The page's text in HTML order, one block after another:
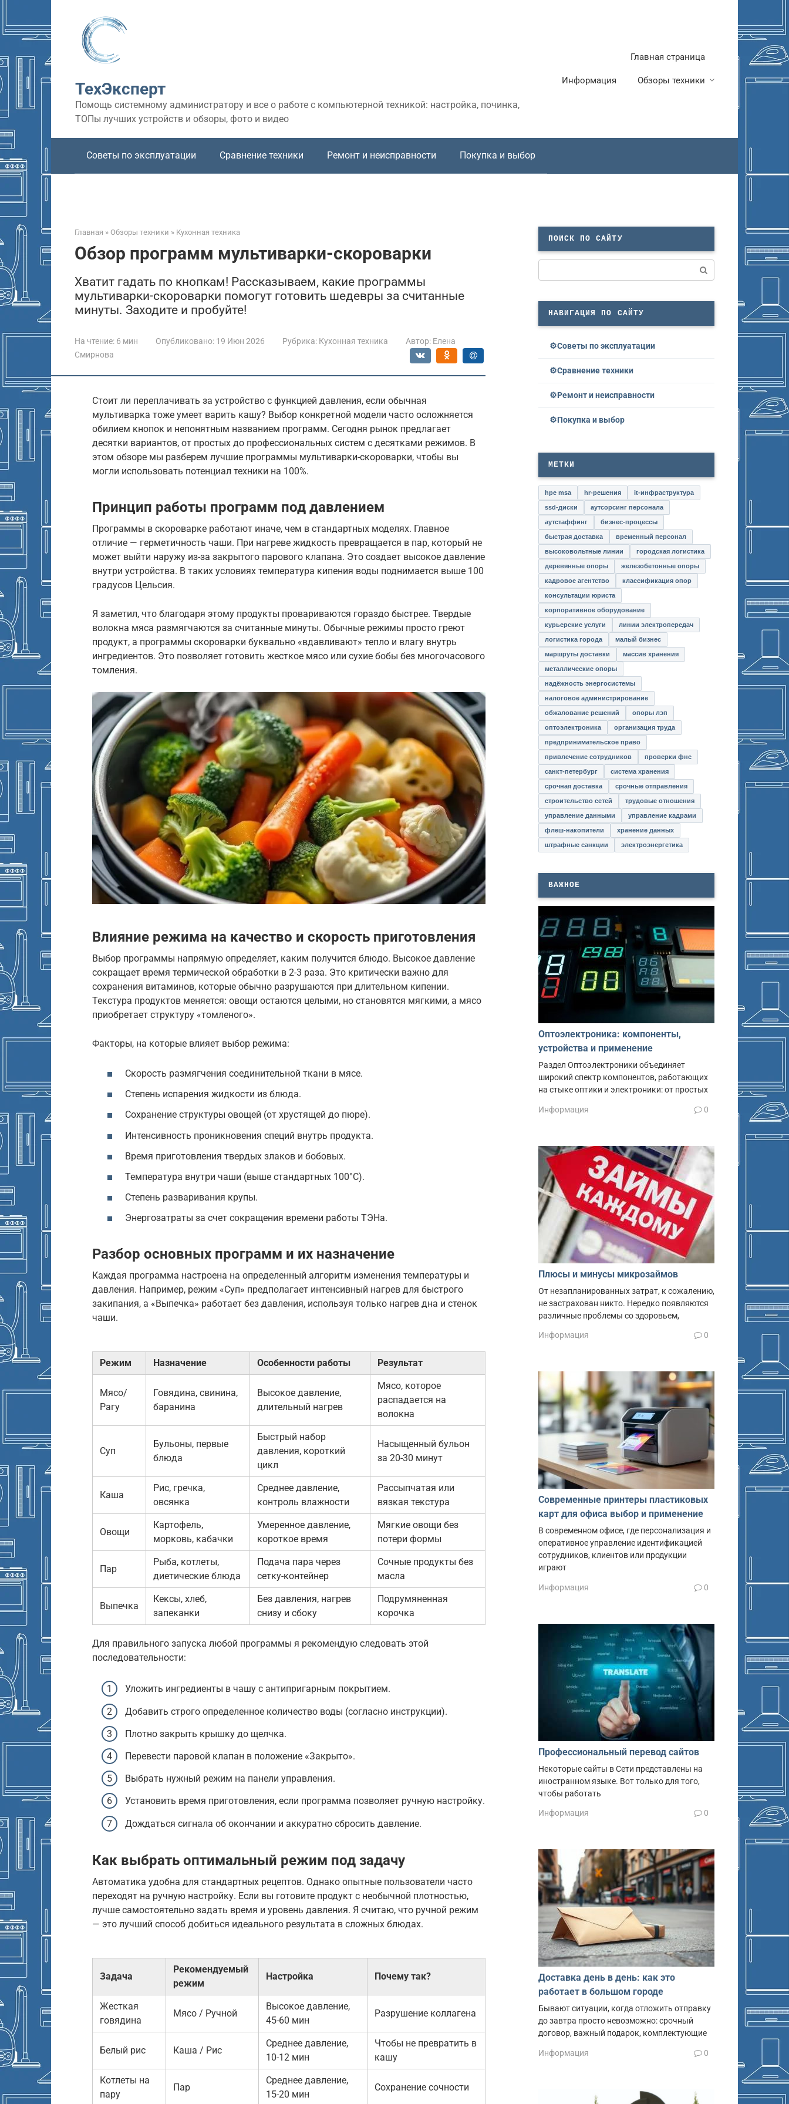
контенту
ТехЭксперт
Помощь системному администратору и все о работе с компьютерной техникой: настройка, починка,
ТОПы лучших устройств и обзоры, фото и видео
Главная страница
Информация Обзоры техники
Советы по эксплуатации Сравнение техники Ремонт и неисправности Покупка и выбор
Главная » Обзоры техники » Кухонная техника
Обзор программ мультиварки-скороварки
Хватит гадать по кнопкам! Рассказываем, какие программы
мультиварки-скороварки помогут готовить шедевры за считанные
минуты. Заходите и пробуйте!
На чтение: 6 мин Опубликовано: 19 Июн 2026 Рубрика: Кухонная техника Автор: Елена
Смирнова
Стоит ли переплачивать за устройство с функцией давления, если обычная
мультиварка тоже умеет варить кашу? Выбор конкретной модели часто осложняется
обилием кнопок и непонятным названием программ. Сегодня рынок предлагает
десятки вариантов, от простых до профессиональных систем с десятками режимов. В
этом обзоре мы разберем лучшие программы мультиварки-скороварки, чтобы вы
могли использовать потенциал техники на 100%.
Принцип работы программ под давлением
Программы в скороварке работают иначе, чем в стандартных моделях. Главное
отличие — герметичность чаши. При нагреве жидкость превращается в пар, который не
может выйти наружу из-за закрытого парового клапана. Это создает высокое давление
внутри устройства. В таких условиях температура кипения воды поднимается выше 100
градусов Цельсия.
Я заметил, что благодаря этому продукты провариваются гораздо быстрее. Твердые
волокна мяса размягчаются за считанные минуты. Обычные режимы просто греют
продукт, а программы скороварки буквально «вдавливают» тепло и влагу внутрь
ингредиентов. Это позволяет готовить жесткое мясо или сухие бобы без многочасового
томления.
Влияние режима на качество и скорость приготовления
Выбор программы напрямую определяет, каким получится блюдо. Высокое давление
сокращает время термической обработки в 2-3 раза. Это критически важно для
сохранения витаминов, которые обычно разрушаются при длительном кипении.
Текстура продуктов меняется: овощи остаются целыми, но становятся мягкими, а мясо
приобретает структуру «томленого».
Факторы, на которые влияет выбор режима:
Скорость размягчения соединительной ткани в мясе.
Степень испарения жидкости из блюда.
Сохранение структуры овощей (от хрустящей до пюре).
Интенсивность проникновения специй внутрь продукта.
Время приготовления твердых злаков и бобовых.
Температура внутри чаши (выше стандартных 100°C).
Степень разваривания крупы.
Энергозатраты за счет сокращения времени работы ТЭНа.
Разбор основных программ и их назначение
Каждая программа настроена на определенный алгоритм изменения температуры и
давления. Например, режим «Суп» предполагает интенсивный нагрев для быстрого
закипания, а «Выпечка» работает без давления, используя только нагрев дна и стенок
чаши.
Режим Назначение Особенности работы Результат
Мясо/
Рагу
Говядина, свинина,
баранина
Высокое давление,
длительный нагрев
Мясо, которое
распадается на
волокна
Суп
Бульоны, первые
блюда
Быстрый набор
давления, короткий
цикл
Насыщенный бульон
за 20-30 минут
Каша
Рис, гречка,
овсянка
Среднее давление,
контроль влажности
Рассыпчатая или
вязкая текстура
Овощи
Картофель,
морковь, кабачки
Умеренное давление,
короткое время
Мягкие овощи без
потери формы
Пар
Рыба, котлеты,
диетические блюда
Подача пара через
сетку-контейнер
Сочные продукты без
масла
Выпечка
Кексы, хлеб,
запеканки
Без давления, нагрев
снизу и сбоку
Подрумяненная
корочка
Для правильного запуска любой программы я рекомендую следовать этой
последовательности:
Уложить ингредиенты в чашу с антипригарным покрытием.
Добавить строго определенное количество воды (согласно инструкции).
Плотно закрыть крышку до щелчка.
Перевести паровой клапан в положение «Закрыто».
Выбрать нужный режим на панели управления.
Установить время приготовления, если программа позволяет ручную настройку.
Дождаться сигнала об окончании и аккуратно сбросить давление.
Как выбрать оптимальный режим под задачу
Автоматика удобна для стандартных рецептов. Однако опытные пользователи часто
переходят на ручную настройку. Если вы готовите продукт с необычной плотностью,
лучше самостоятельно задать время и уровень давления. Я считаю, что ручной режим
— это лучший способ добиться идеального результата в сложных блюдах.
Задача
Рекомендуемый
режим
Настройка Почему так?
Жесткая
говядина
Мясо / Ручной
Высокое давление,
45-60 мин
Разрушение коллагена
Белый рис Каша / Рис
Среднее давление,
10-12 мин
Чтобы не превратить в
кашу
Котлеты на
пару
Пар
Среднее давление,
15-20 мин
Сохранение сочности
ПОИСК ПО САЙТУ
НАВИГАЦИЯ ПО САЙТУ
Советы по эксплуатации
Сравнение техники
Ремонт и неисправности
Покупка и выбор
МЕТКИ
hpe msa hr-решения it-инфраструктура
ssd-диски аутсорсинг персонала
аутстаффинг бизнес-процессы
быстрая доставка временный персонал
высоковольтные линии городская логистика
деревянные опоры железобетонные опоры
кадровое агентство классификация опор
консультации юриста
корпоративное оборудование
курьерские услуги линии электропередач
логистика города малый бизнес
маршруты доставки массив хранения
металлические опоры
надёжность энергосистемы
налоговое администрирование
обжалование решений опоры лэп
оптоэлектроника организация труда
предпринимательское право
привлечение сотрудников проверки фнс
санкт-петербург система хранения
срочная доставка срочные отправления
строительство сетей трудовые отношения
управление данными управление кадрами
флеш-накопители хранение данных
штрафные санкции электроэнергетика
ВАЖНОЕ
Оптоэлектроника: компоненты,
устройства и применение
Раздел Оптоэлектроники объединяет
широкий спектр компонентов, работающих
на стыке оптики и электроники: от простых
Информация 0
Плюсы и минусы микрозаймов
От незапланированных затрат, к сожалению,
не застрахован никто. Нередко появляются
различные проблемы со здоровьем,
Информация 0
Современные принтеры пластиковых
карт для офиса выбор и применение
В современном офисе, где персонализация и
оперативное управление идентификацией
сотрудников, клиентов или продукции
играют
Информация 0
Профессиональный перевод сайтов
Некоторые сайты в Сети представлены на
иностранном языке. Вот только для того,
чтобы работать
Информация 0
Доставка день в день: как это
работает в большом городе
Бывают ситуации, когда отложить отправку
до завтра просто невозможно: срочный
договор, важный подарок, комплектующие
Информация 0